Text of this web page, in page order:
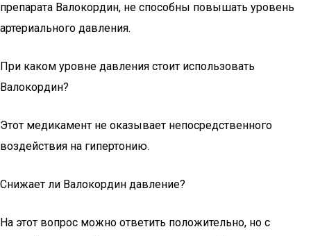
препарата Валокордин, не способны повышать уровень
артериального давления.
При каком уровне давления стоит использовать
Валокордин?
Этот медикамент не оказывает непосредственного
воздействия на гипертонию.
Снижает ли Валокордин давление?
На этот вопрос можно ответить положительно, но с